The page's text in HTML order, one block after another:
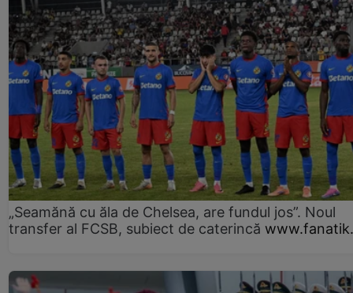
„Seamănă cu ăla de Chelsea, are fundul jos”. Noul
transfer al FCSB, subiect de caterincă